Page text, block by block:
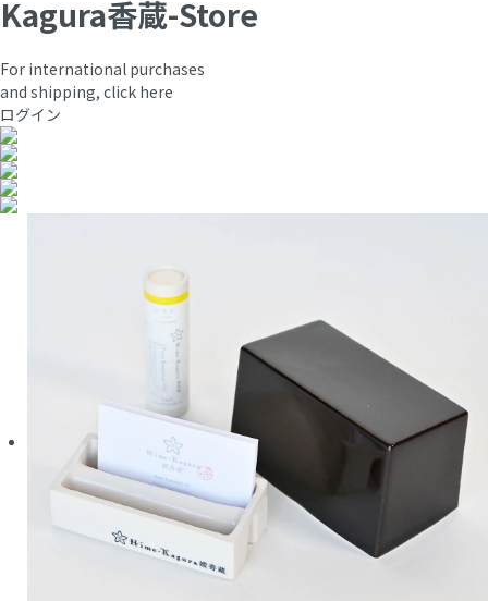
For international purchases
and shipping, click here
ログイン